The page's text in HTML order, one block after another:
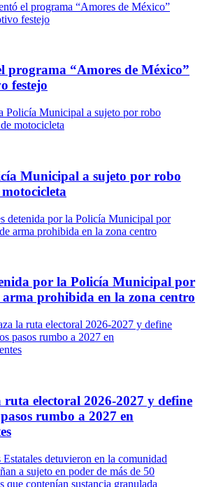
programa “Amores de México”
festejo
Municipal a sujeto por robo
por la Policía Municipal por
prohibida en la zona centro
electoral 2026-2027 y define
rumbo a 2027 en